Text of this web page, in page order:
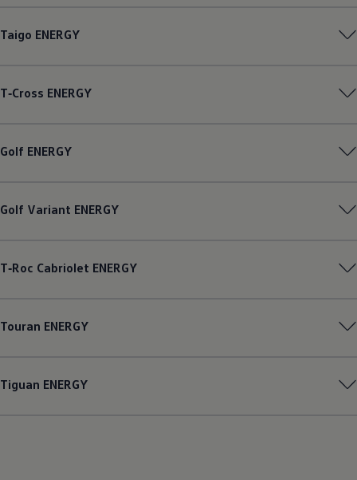
Taigo ENERGY
T‑Cross ENERGY
Golf ENERGY
Golf Variant ENERGY
T‑Roc Cabriolet ENERGY
Touran ENERGY
Tiguan ENERGY